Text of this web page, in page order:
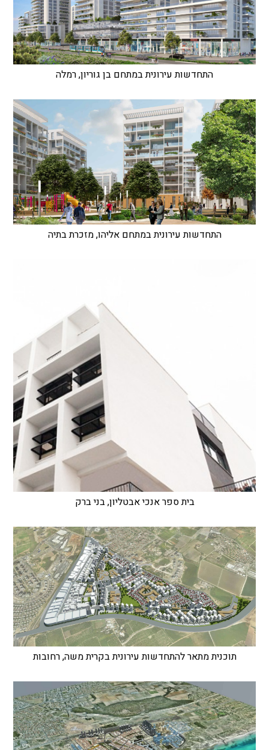
התחדשות עירונית במתחם בן גוריון, רמלה
התחדשות עירונית במתחם אליהו, מזכרת בתיה
בית ספר אנכי אבטליון, בני ברק
תוכנית מתאר להתחדשות עירונית בקרית משה, רחובות